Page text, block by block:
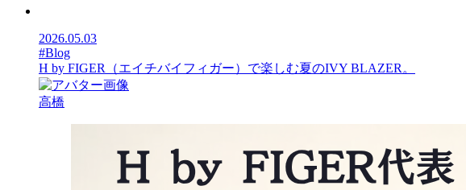
2026.05.03
#Blog
H by FIGER（エイチバイフィガー）で楽しむ夏のIVY BLAZER。
高橋